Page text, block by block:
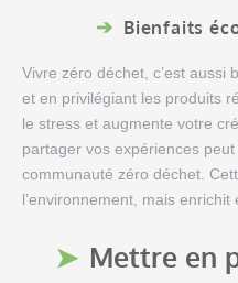
Bienfaits
Vivre zéro déchet, c’est
et en privilégiant les produits
le stress et augmente votre
partager vos expériences
communauté zéro déchet.
l’environnement, mais
Mettre en